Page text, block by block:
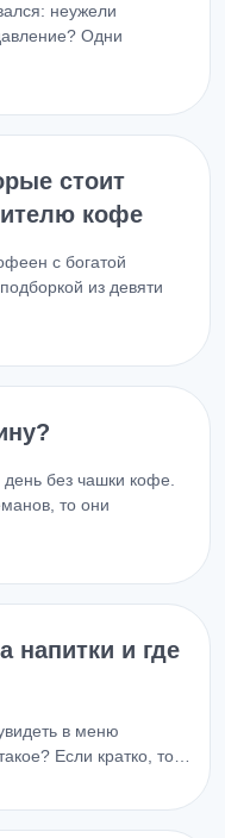
неужели
Одни
стоит
кофе
с богатой
из девяти
без чашки кофе.
то они
напитки и где
в меню
Если кратко, то…